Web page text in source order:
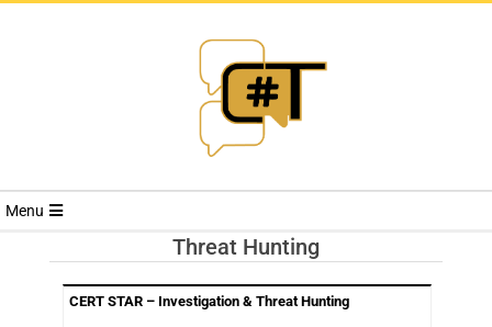
RIVISTA
Menu
Threat Hunting
CERT STAR – Investigation & Threat Hunting